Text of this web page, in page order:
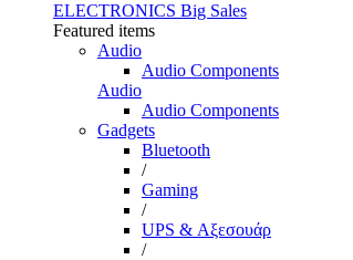
ELECTRONICS Big Sales
Featured items
Audio
Audio Components
Audio
Audio Components
Gadgets
Bluetooth
/
Gaming
/
UPS & Αξεσουάρ
/